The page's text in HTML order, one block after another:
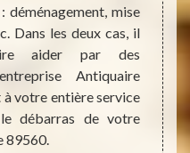
déménagement, mise
Dans les deux cas, il
aider par des
Antiquaire
à votre entière service
débarras de votre
89560.
de
de
les
les